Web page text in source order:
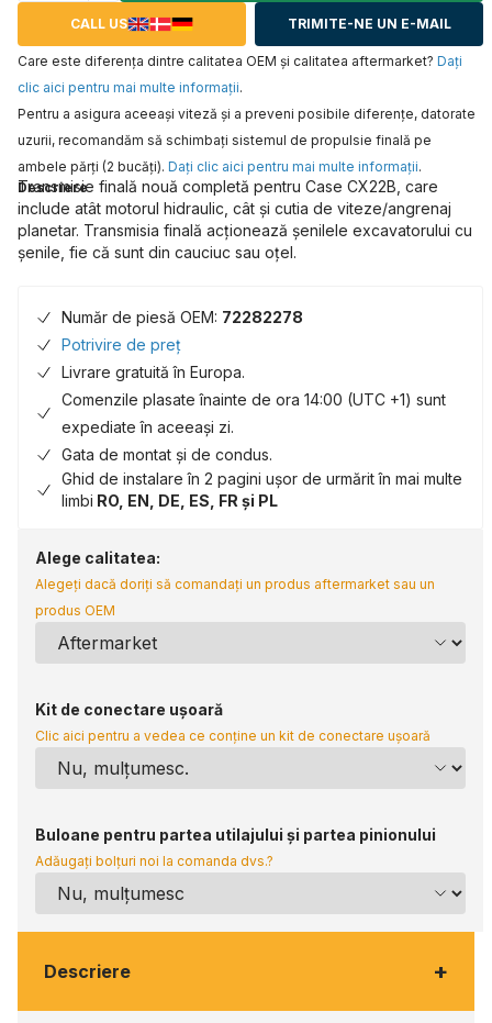
CALL US TRIMITE-NE UN E-MAIL
Care este diferența dintre calitatea OEM și calitatea aftermarket? Daţi
clic aici pentru mai multe informaţii.
Pentru a asigura aceeaşi viteză şi a preveni posibile diferenţe, datorate
uzurii, recomandăm să schimbaţi sistemul de propulsie finală pe
ambele părţi (2 bucăţi). Daţi clic aici pentru mai multe informaţii.
Descriere
Transmisie finală nouă completă pentru Case CX22B, care
include atât motorul hidraulic, cât și cutia de viteze/angrenaj
planetar. Transmisia finală acționează șenilele excavatorului cu
șenile, fie că sunt din cauciuc sau oțel.
Număr de piesă OEM: 72282278
Potrivire de preț
Livrare gratuită în Europa.
Comenzile plasate înainte de ora 14:00 (UTC +1) sunt
expediate în aceeași zi.
Gata de montat și de condus.
Ghid de instalare în 2 pagini ușor de urmărit în mai multe
limbi RO, EN, DE, ES, FR și PL
Alege calitatea:
Alegeți dacă doriți să comandați un produs aftermarket sau un
produs OEM
Kit de conectare ușoară
Clic aici pentru a vedea ce conține un kit de conectare ușoară
Buloane pentru partea utilajului și partea pinionului
Adăugați bolțuri noi la comanda dvs.?
Descriere +